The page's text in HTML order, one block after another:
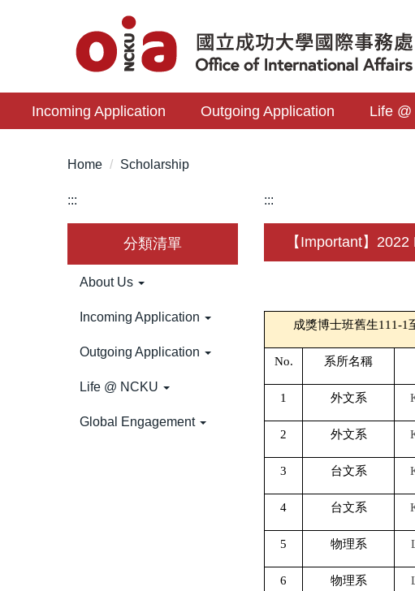
content
blockIncoming Application Outgoing Application Life
Home Scholarship
:::
分類清單
About Us
Incoming Application
Outgoing Application
Life @ NCKU
Global Engagement
:::
【Important】
成獎博士班舊生111-1
No. 系所名稱
1 外文系
2 外文系
3 台文系
4 台文系
5 物理系
6 物理系